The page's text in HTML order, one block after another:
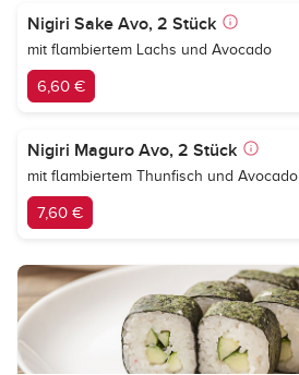
Nigiri Sake Avo, 2 Stück
mit flambiertem Lachs und Avocado
6,60 €
Nigiri Maguro Avo, 2 Stück
mit flambiertem Thunfisch und Avocado
7,60 €